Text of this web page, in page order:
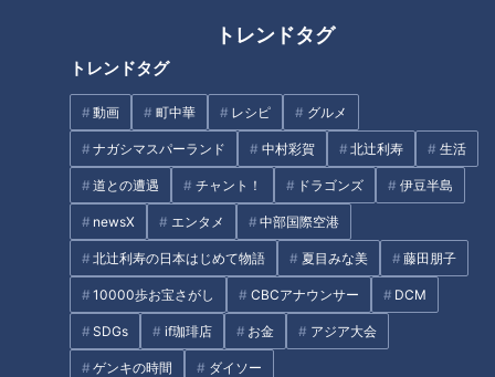
トレンドタグ
トレンドタグ
動画 町中華 レシピ グルメ
ナガシマスパーランド 中村彩賀 北辻利寿 生活
道との遭遇 チャント！ ドラゴンズ 伊豆半島
newsX エンタメ 中部国際空港
北辻利寿の日本はじめて物語 夏目みな美 藤田朋子
10000歩お宝さがし CBCアナウンサー DCM
SDGs if珈琲店 お金 アジア大会
ゲンキの時間 ダイソー
しなびた「ナス」が復活する裏
ワザとは？農家に聞いた「ナス
嫌いも食べられる」アイデアレ
シピを大公開
近鉄特急「ひのとり」展望席最
グルメ おでかけ 生活 チャント！ 愛知
オススメ関連コンテンツ